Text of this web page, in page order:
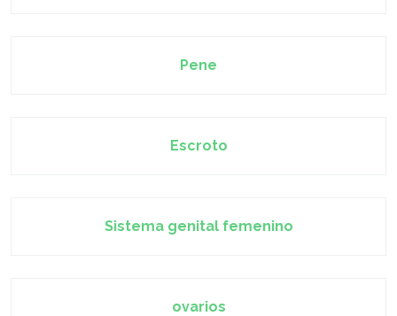
Pene
Escroto
Sistema genital femenino
ovarios